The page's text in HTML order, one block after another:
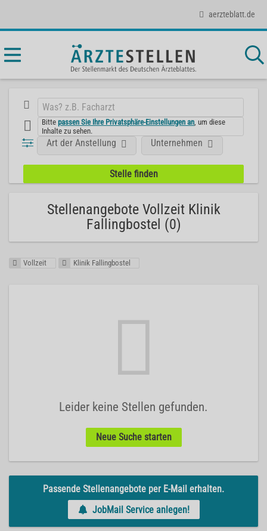
aerzteblatt.de
Bittepassen Sie Ihre Privatsphäre-Einstellungen an , um diese
Inhalte zu sehen.
Art der Anstellung Unternehmen
Stellenangebote Vollzeit Klinik
Fallingbostel (0)
Vollzeit Klinik Fallingbostel
Leider keine Stellen gefunden.
Neue Suche starten
Passende Stellenangebote per E-Mail erhalten.
JobMail Service anlegen!